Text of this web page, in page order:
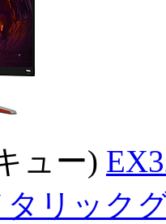
ュー)
リック